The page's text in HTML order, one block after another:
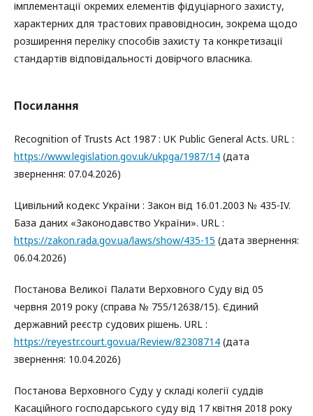
імплементації окремих елементів фідуціарного захисту,
характерних для трастових правовідносин, зокрема щодо
розширення переліку способів захисту та конкретизації
стандартів відповідальності довірчого власника.
Посилання
Recognition of Trusts Act 1987 : UK Public General Acts. URL :
https://www.legislation.gov.uk/ukpga/1987/14 (дата
звернення: 07.04.2026)
Цивільний кодекс України : Закон від 16.01.2003 № 435-IV.
База даних «Законодавство України». URL :
https://zakon.rada.gov.ua/laws/show/435-15 (дата звернення:
06.04.2026)
Постанова Великої Палати Верховного Суду від 05
червня 2019 року (справа № 755/12638/15). Єдиний
державний реєстр судових рішень. URL :
https://reyestr.court.gov.ua/Review/82308714 (дата
звернення: 10.04.2026)
Постанова Верховного Суду у складі колегії суддів
Касаційного господарського суду від 17 квітня 2018 року